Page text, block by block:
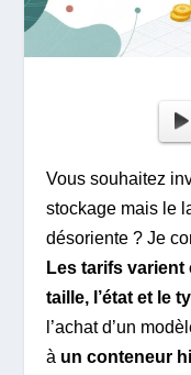
Vous souhaitez
stockage mais le
désoriente ? Je
Les tarifs
taille, l’état et le
l’achat d’un
à un conteneur